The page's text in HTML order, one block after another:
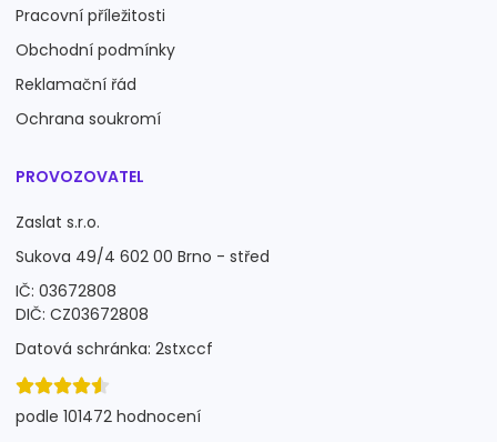
Pracovní příležitosti
Obchodní podmínky
Reklamační řád
Ochrana soukromí
PROVOZOVATEL
Zaslat s.r.o.
Sukova 49/4 602 00 Brno - střed
IČ: 03672808
DIČ: CZ03672808
Datová schránka: 2stxccf
podle 101472 hodnocení